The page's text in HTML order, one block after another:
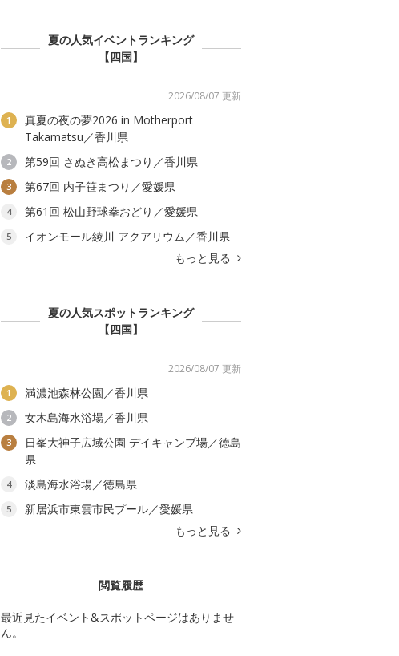
夏の人気イベントランキング
【四国】
2026/08/07 更新
1
真夏の夜の夢2026 in Motherport
Takamatsu／香川県
2 第59回 さぬき高松まつり／香川県
3 第67回 内子笹まつり／愛媛県
4 第61回 松山野球拳おどり／愛媛県
5
イオンモール綾川 アクアリウム／香川県
もっと見る
夏の人気スポットランキング
【四国】
2026/08/07 更新
1 満濃池森林公園／香川県
2 女木島海水浴場／香川県
3
日峯大神子広域公園 デイキャンプ場／徳島
県
4 淡島海水浴場／徳島県
5
新居浜市東雲市民プール／愛媛県
もっと見る
閲覧履歴
最近見たイベント&スポットページはありませ
ん。